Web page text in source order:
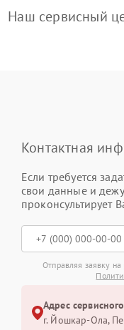
Наш сервисный
Контактная
Если требуется
свои данные и
проконсультирует
Отправляя заявку
Адрес
г. Йошкар-Ола,